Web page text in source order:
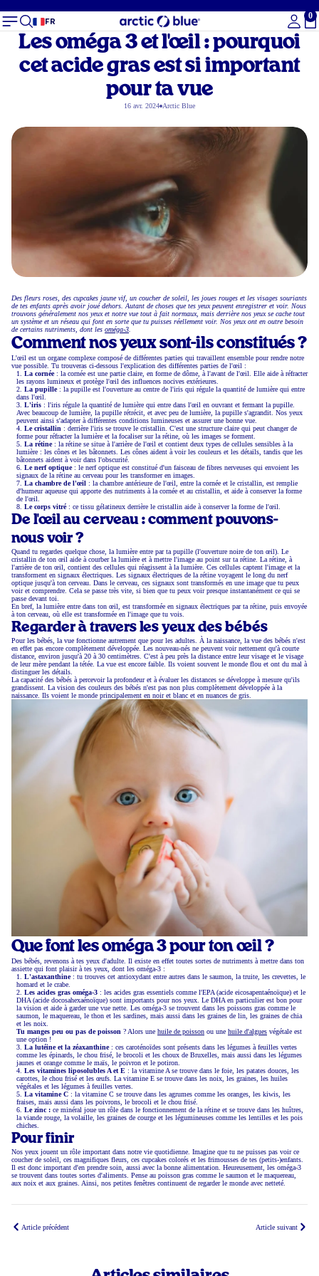
FR
0
Les oméga 3 et l'œil : pourquoi
cet acide gras est si important
pour ta vue
16 avr. 2024 Arctic Blue
Des fleurs roses, des cupcakes jaune vif, un coucher de soleil, les joues rouges et les visages souriants
de tes enfants après avoir joué dehors. Autant de choses que tes yeux peuvent enregistrer et voir. Nous
trouvons généralement nos yeux et notre vue tout à fait normaux, mais derrière nos yeux se cache tout
un système et un réseau qui font en sorte que tu puisses réellement voir. Nos yeux ont en outre besoin
de certains nutriments, dont les oméga-3.
Comment nos yeux sont-ils constitués ?
L'œil est un organe complexe composé de différentes parties qui travaillent ensemble pour rendre notre
vue possible. Tu trouveras ci-dessous l'explication des différentes parties de l'œil :
La cornée: la cornée est une partie claire, en forme de dôme, à l'avant de l'œil. Elle aide à réfracter
les rayons lumineux et protège l'œil des influences nocives extérieures.
La pupille: la pupille est l'ouverture au centre de l'iris qui régule la quantité de lumière qui entre
dans l'œil.
L'iris : l'iris régule la quantité de lumière qui entre dans l'œil en ouvrant et fermant la pupille.
Avec beaucoup de lumière, la pupille rétrécit, et avec peu de lumière, la pupille s'agrandit. Nos yeux
peuvent ainsi s'adapter à différentes conditions lumineuses et assurer une bonne vue.
Le cristallin : derrière l'iris se trouve le cristallin. C'est une structure claire qui peut changer de
forme pour réfracter la lumière et la focaliser sur la rétine, où les images se forment.
La rétine: la rétine se situe à l'arrière de l'œil et contient deux types de cellules sensibles à la
lumière : les cônes et les bâtonnets. Les cônes aident à voir les couleurs et les détails, tandis que les
bâtonnets aident à voir dans l'obscurité.
Le nerf optique: le nerf optique est constitué d'un faisceau de fibres nerveuses qui envoient les
signaux de la rétine au cerveau pour les transformer en images.
La chambre de l'œil : la chambre antérieure de l'œil, entre la cornée et le cristallin, est remplie
d'humeur aqueuse qui apporte des nutriments à la cornée et au cristallin, et aide à conserver la forme
de l'œil.
Le corps vitré: ce tissu gélatineux derrière le cristallin aide à conserver la forme de l'œil.
De l'œil au cerveau : comment pouvons-
nous voir ?
Quand tu regardes quelque chose, la lumière entre par ta pupille (l'ouverture noire de ton œil). Le
cristallin de ton œil aide à courber la lumière et à mettre l'image au point sur ta rétine. La rétine, à
l'arrière de ton œil, contient des cellules qui réagissent à la lumière. Ces cellules captent l'image et la
transforment en signaux électriques. Les signaux électriques de la rétine voyagent le long du nerf
optique jusqu'à ton cerveau. Dans le cerveau, ces signaux sont transformés en une image que tu peux
voir et comprendre. Cela se passe très vite, si bien que tu peux voir presque instantanément ce qui se
passe devant toi.
En bref, la lumière entre dans ton œil, est transformée en signaux électriques par ta rétine, puis envoyée
à ton cerveau, où elle est transformée en l'image que tu vois.
Regarder à travers les yeux des bébés
Pour les bébés, la vue fonctionne autrement que pour les adultes. À la naissance, la vue des bébés n'est
en effet pas encore complètement développée. Les nouveau-nés ne peuvent voir nettement qu'à courte
distance, environ jusqu'à 20 à 30 centimètres. C'est à peu près la distance entre leur visage et le visage
de leur mère pendant la tétée. La vue est encore faible. Ils voient souvent le monde flou et ont du mal à
distinguer les détails.
La capacité des bébés à percevoir la profondeur et à évaluer les distances se développe à mesure qu'ils
grandissent. La vision des couleurs des bébés n'est pas non plus complètement développée à la
naissance. Ils voient le monde principalement en noir et blanc et en nuances de gris.
Que font les oméga 3 pour ton œil ?
Des bébés, revenons à tes yeux d'adulte. Il existe en effet toutes sortes de nutriments à mettre dans ton
assiette qui font plaisir à tes yeux, dont les oméga-3 :
L'astaxanthine: tu trouves cet antioxydant entre autres dans le saumon, la truite, les crevettes, le
homard et le crabe.
Les acides gras oméga-3 : les acides gras essentiels comme l'EPA (acide eicosapentaénoïque) et le
DHA (acide docosahexaénoïque) sont importants pour nos yeux. Le DHA en particulier est bon pour
la vision et aide à garder une vue nette. Les oméga-3 se trouvent dans les poissons gras comme le
saumon, le maquereau, le thon et les sardines, mais aussi dans les graines de lin, les graines de chia
et les noix.
Tu manges peu ou pas de poisson ? Alors une huile de poisson ou une huile d'algues végétale est
une option !
La lutéine et la zéaxanthine: ces caroténoïdes sont présents dans les légumes à feuilles vertes
comme les épinards, le chou frisé, le brocoli et les choux de Bruxelles, mais aussi dans les légumes
jaunes et orange comme le maïs, le poivron et le potiron.
Les vitamines liposolubles A et E : la vitamine A se trouve dans le foie, les patates douces, les
carottes, le chou frisé et les œufs. La vitamine E se trouve dans les noix, les graines, les huiles
végétales et les légumes à feuilles vertes.
La vitamine C : la vitamine C se trouve dans les agrumes comme les oranges, les kiwis, les
fraises, mais aussi dans les poivrons, le brocoli et le chou frisé.
Le zinc : ce minéral joue un rôle dans le fonctionnement de la rétine et se trouve dans les huîtres,
la viande rouge, la volaille, les graines de courge et les légumineuses comme les lentilles et les pois
chiches.
Pour finir
Nos yeux jouent un rôle important dans notre vie quotidienne. Imagine que tu ne puisses pas voir ce
coucher de soleil, ces magnifiques fleurs, ces cupcakes colorés et les frimousses de tes (petits-)enfants.
Il est donc important d'en prendre soin, aussi avec la bonne alimentation. Heureusement, les oméga-3
se trouvent dans toutes sortes d'aliments. Pense au poisson gras comme le saumon et le maquereau,
aux noix et aux graines. Ainsi, nos petites fenêtres continuent de regarder le monde avec netteté.
Article précédent Article suivant